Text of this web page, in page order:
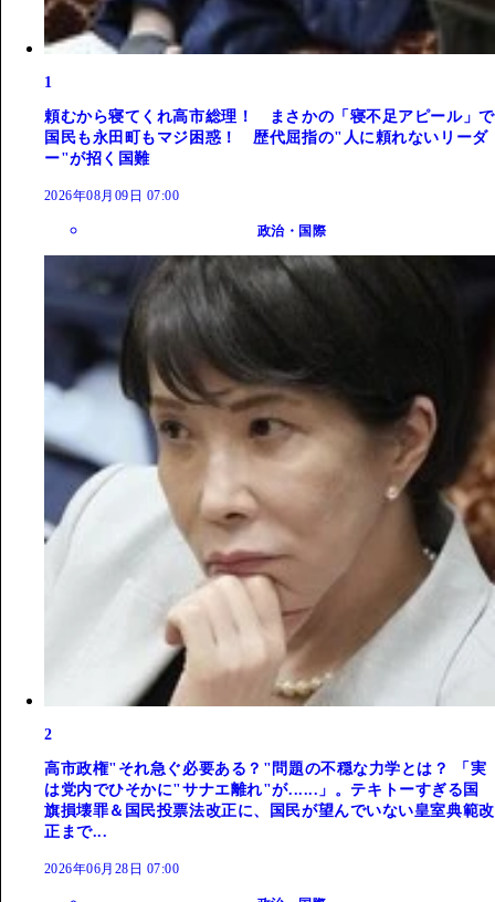
1
頼むから寝てくれ高市総理！ まさかの「寝不足アピール」で
国民も永田町もマジ困惑！ 歴代屈指の"人に頼れないリーダ
ー"が招く国難
2026年08月09日 07:00
政治・国際
2
高市政権"それ急ぐ必要ある？"問題の不穏な力学とは？ 「実
は党内でひそかに"サナエ離れ"が......」。テキトーすぎる国
旗損壊罪＆国民投票法改正に、国民が望んでいない皇室典範改
正まで...
2026年06月28日 07:00